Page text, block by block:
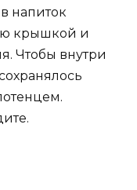
напиток
крышкой и
Чтобы внутри